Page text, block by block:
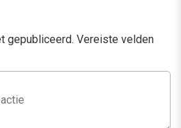
gepubliceerd. Vereiste velden